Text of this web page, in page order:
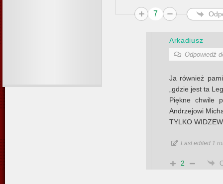
7
Arkadiusz
Odpowiedź
Ja również
„gdzie jest ta
Piękne chwile
Andrzejowi
TYLKO
Last edited 1
2